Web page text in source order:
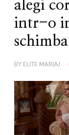
alegi
intr-o
BY ELITE MARIAJ